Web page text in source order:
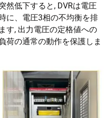
然低下すると, DVRは電圧
に、電圧3相の不均衡を排
す, 出力電圧の定格値への
荷の通常の動作を保護しま